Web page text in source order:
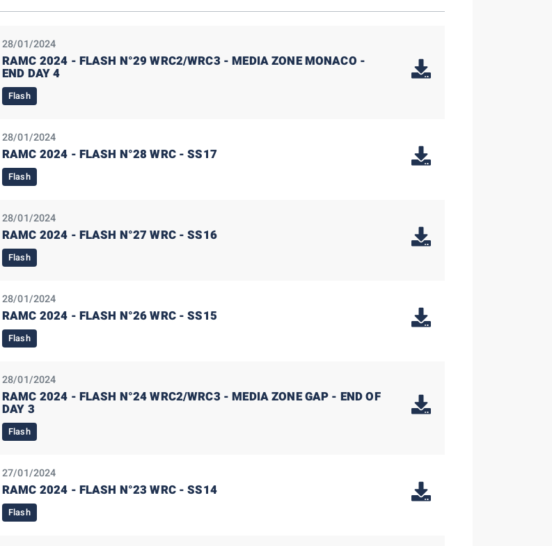
28/01/2024
RAMC 2024 - FLASH N°29 WRC2/WRC3 - MEDIA ZONE MONACO -
END DAY 4
Flash
28/01/2024
RAMC 2024 - FLASH N°28 WRC - SS17
Flash
28/01/2024
RAMC 2024 - FLASH N°27 WRC - SS16
Flash
28/01/2024
RAMC 2024 - FLASH N°26 WRC - SS15
Flash
28/01/2024
RAMC 2024 - FLASH N°24 WRC2/WRC3 - MEDIA ZONE GAP - END OF
DAY 3
Flash
27/01/2024
RAMC 2024 - FLASH N°23 WRC - SS14
Flash